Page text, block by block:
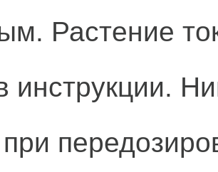
Растение
инструкции.